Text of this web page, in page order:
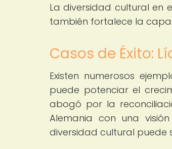
La diversidad cultural en
también fortalece la
Casos de Éxito:
Existen numerosos
puede potenciar el
abogó por la
Alemania con una
diversidad cultural puede